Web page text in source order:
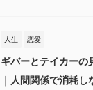
人生 恋愛
ギバーとテイカーの
｜人間関係で消耗し